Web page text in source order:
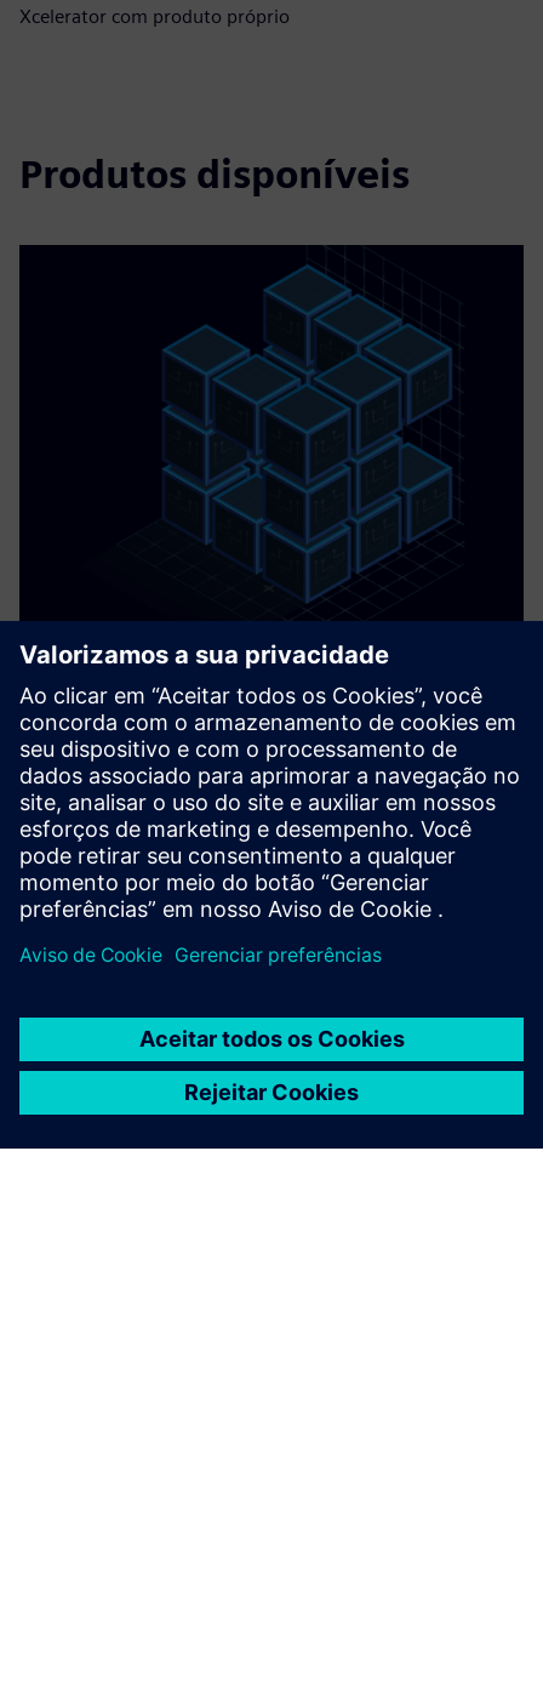
Xcelerator com produto próprio
Produtos disponíveis
AI Chilled Water Plant Optimization
Maximize seu BMS com a premiada tecnologia de
otimização de plantas de água gelada da Exergenics — sem
caixa preta, sem treinamento, sem problemas de
segurança. Economize de 5 a 35% de energia com uma
implementação perfeita.
Saiba mais